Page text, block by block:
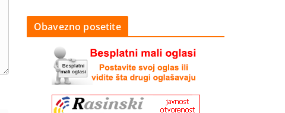
Obavezno posetite